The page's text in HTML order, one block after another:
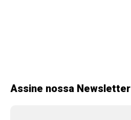
Assine nossa Newsletter